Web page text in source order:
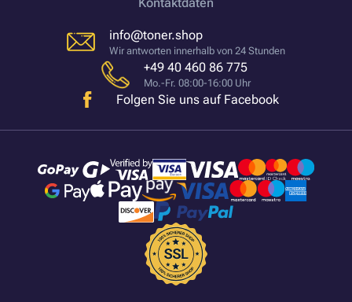
info@toner.shop
Wir antworten innerhalb von 24 Stunden
+49 40 460 86 775
Mo.-Fr. 08:00-16:00 Uhr
Folgen Sie uns auf Facebook